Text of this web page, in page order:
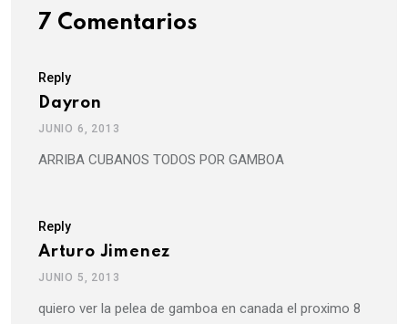
7 Comentarios
Reply
Dayron
JUNIO 6, 2013
ARRIBA CUBANOS TODOS POR GAMBOA
Reply
Arturo Jimenez
JUNIO 5, 2013
quiero ver la pelea de gamboa en canada el proximo 8